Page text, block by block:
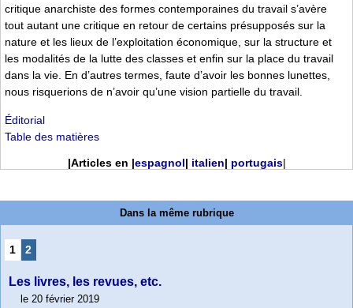
critique anarchiste des formes contemporaines du travail s’avère
tout autant une critique en retour de certains présupposés sur la
nature et les lieux de l’exploitation économique, sur la structure et
les modalités de la lutte des classes et enfin sur la place du travail
dans la vie. En d’autres termes, faute d’avoir les bonnes lunettes,
nous risquerions de n’avoir qu’une vision partielle du travail.
Éditorial
Table des matières
|Articles en |espagnol| italien| portugais|
Dans la même rubrique
1 2
Les livres, les revues, etc.
le 20 février 2019